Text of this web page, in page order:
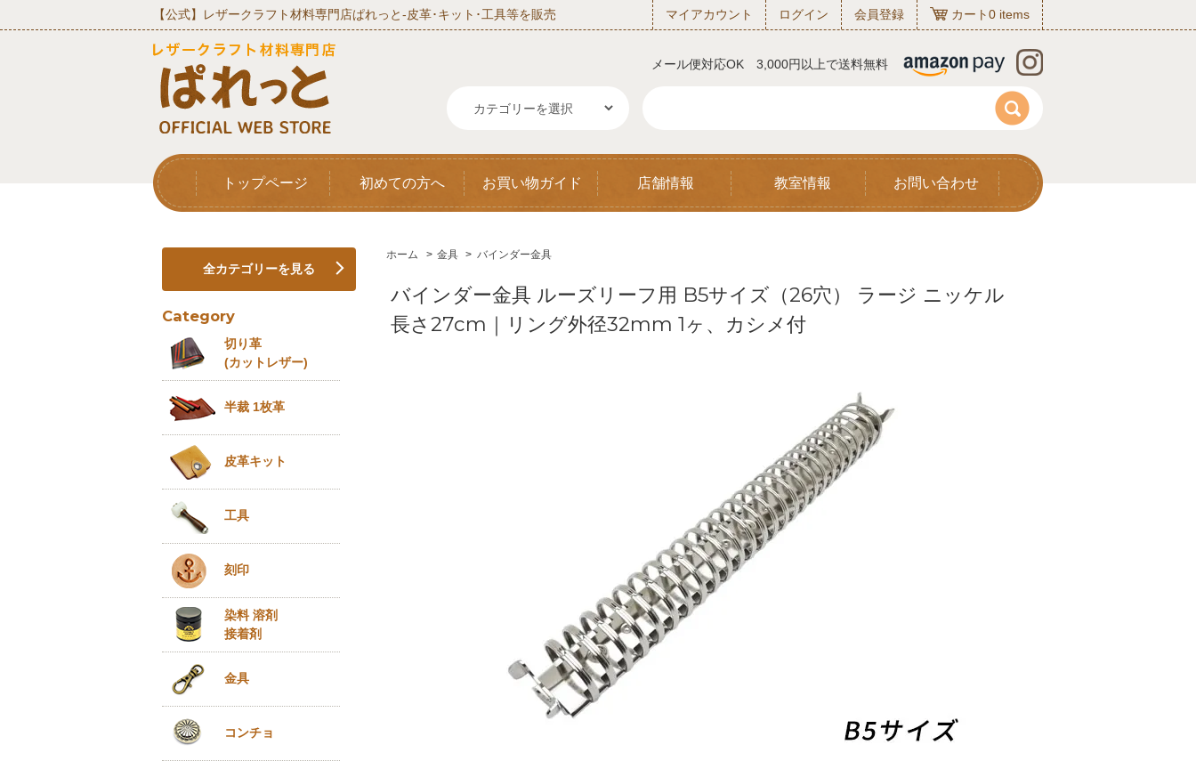
【公式】レザークラフト材料専門店ぱれっと‐皮革･キット･工具等を販売 マイアカウント ログイン 会員登録 カート0 items
メール便対応OK 3,000円以上で送料無料
トップページ 初めての方へ お買い物ガイド 店舗情報 教室情報 お問い合わせ
ホーム > 金具 > バインダー金具
バインダー金具 ルーズリーフ用 B5サイズ（26穴） ラージ ニッケル
長さ27cm｜リング外径32mm 1ヶ、カシメ付
全カテゴリーを見る
Category
切り革
(カットレザー)
半裁 1枚革
皮革キット
工具
刻印
染料 溶剤
接着剤
金具
コンチョ